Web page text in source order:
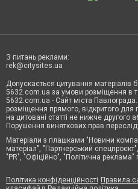
З питань реклами:
rek@citysites.ua
Допускається цитування матеріалів
5632.com.ua за умови розміщення в
5632.com.ua - Сайт міста
розміщення прямого, відкритого
на цитовані статті не нижче другого
Порушення виняткових прав
Матеріали з плашками "Новини
матеріал", "Партнерський
"PR", "Офіційно", "Політична
Політика конфіденційності Правила